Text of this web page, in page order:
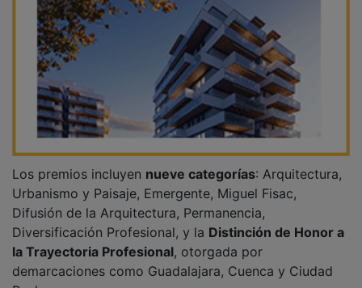
Urbanismo y Paisaje, Emergente, Miguel Fisac,
Difusión de la Arquitectura, Permanencia,
Diversificación Profesional, y laDistinción de Honor a
la Trayectoria Profesional, otorgada por
demarcaciones como Guadalajara, Cuenca y Ciudad
Real.